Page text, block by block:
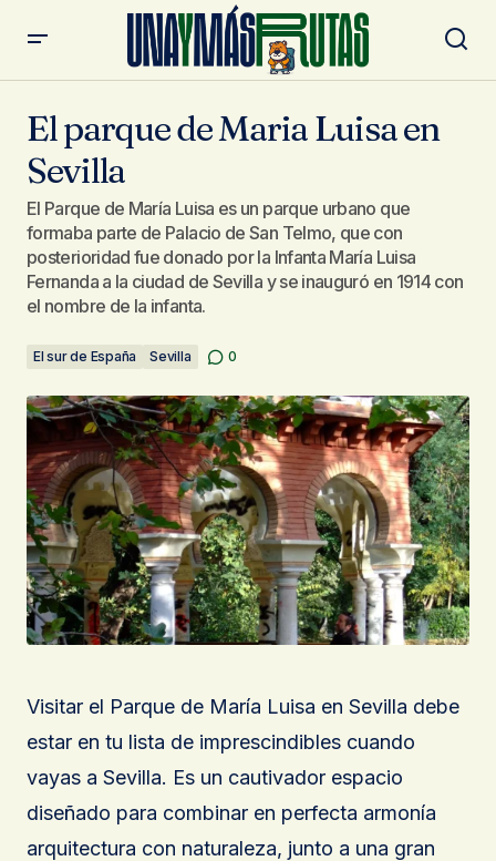
El parque de Maria Luisa en
Sevilla
El Parque de María Luisa es un parque urbano que
formaba parte de Palacio de San Telmo, que con
posterioridad fue donado por la Infanta María Luisa
Fernanda a la ciudad de Sevilla y se inauguró en 1914 con
el nombre de la infanta.
El sur de España Sevilla 0
Visitar el Parque de María Luisa en Sevilla debe
estar en tu lista de imprescindibles cuando
vayas a Sevilla. Es un cautivador espacio
diseñado para combinar en perfecta armonía
arquitectura con naturaleza, junto a una gran